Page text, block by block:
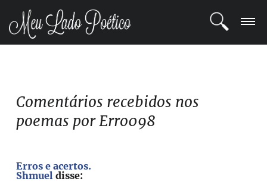
POETAS
COMUNIDADE
Comentários recebidos nos
poemas por Erro098
Erros e acertos.
Shmuel disse: